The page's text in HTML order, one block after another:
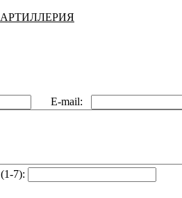
E-mail:
7):